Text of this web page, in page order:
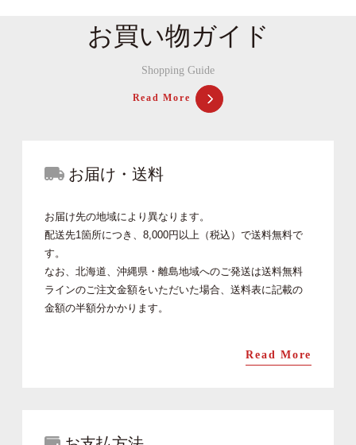
お買い物ガイド
Shopping Guide
Read More
お届け・送料
お届け先の地域により異なります。
配送先1箇所につき、8,000円以上（税込）で送料無料で
す。
なお、北海道、沖縄県・離島地域へのご発送は送料無料
ラインのご注文金額をいただいた場合、送料表に記載の
金額の半額分かかります。
Read More